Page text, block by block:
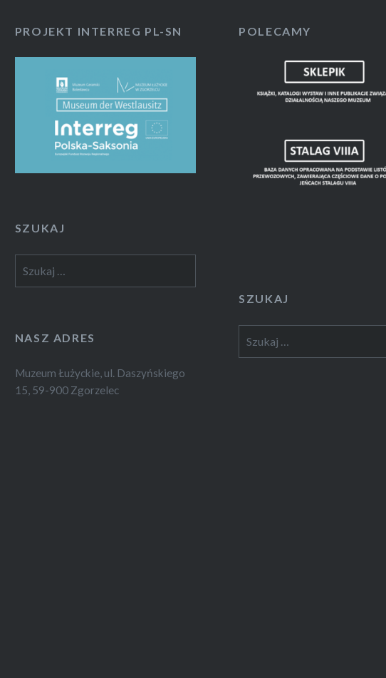
PROJEKT INTERREG PL-SN POLECAMY
SZUKAJ
SZUKAJ
NASZ ADRES
Muzeum Łużyckie, ul. Daszyńskiego
15, 59-900 Zgorzelec